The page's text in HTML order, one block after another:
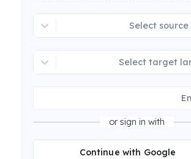
Select
Select target
or sign in with
Continue with Google